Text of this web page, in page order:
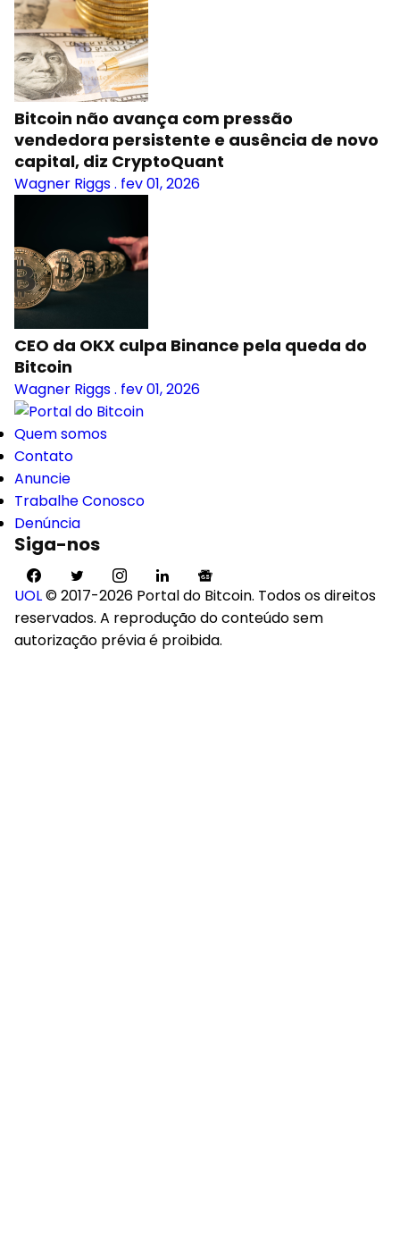
Bitcoin não avança com pressão
vendedora persistente e ausência de novo
capital, diz CryptoQuant
Wagner Riggs. fev 01, 2026
CEO da OKX culpa Binance pela queda do
Bitcoin
Wagner Riggs. fev 01, 2026
Quem somos
Contato
Anuncie
Trabalhe Conosco
Denúncia
Siga-nos
UOL© 2017-2026 Portal do Bitcoin. Todos os direitos
reservados. A reprodução do conteúdo sem
autorização prévia é proibida.